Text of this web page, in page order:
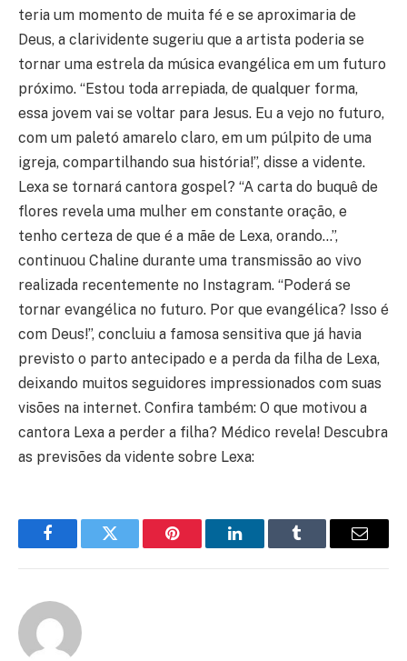
teria um momento de muita fé e se aproximaria de
Deus, a clarividente sugeriu que a artista poderia se
tornar uma estrela da música evangélica em um futuro
próximo. “Estou toda arrepiada, de qualquer forma,
essa jovem vai se voltar para Jesus. Eu a vejo no futuro,
com um paletó amarelo claro, em um púlpito de uma
igreja, compartilhando sua história!”, disse a vidente.
Lexa se tornará cantora gospel? “A carta do buquê de
flores revela uma mulher em constante oração, e
tenho certeza de que é a mãe de Lexa, orando…”,
continuou Chaline durante uma transmissão ao vivo
realizada recentemente no Instagram. “Poderá se
tornar evangélica no futuro. Por que evangélica? Isso é
com Deus!”, concluiu a famosa sensitiva que já havia
previsto o parto antecipado e a perda da filha de Lexa,
deixando muitos seguidores impressionados com suas
visões na internet. Confira também: O que motivou a
cantora Lexa a perder a filha? Médico revela! Descubra
as previsões da vidente sobre Lexa:
FacebookTwitter Pinterest LinkedInTumblr Email